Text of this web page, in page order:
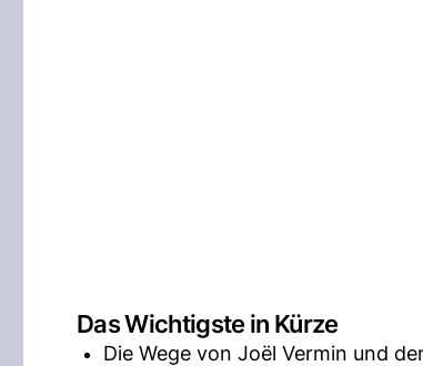
Das Wichtigste in Kürze
Die Wege von Joël Vermin und